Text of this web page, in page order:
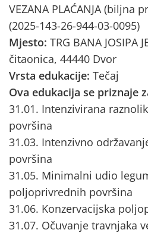
VEZANA PLAĆANJA (biljna
(2025-143-26-944-03-0095)
Mjesto: TRG BANA JOSIPA
čitaonica, 44440 Dvor
Vrsta edukacije: Tečaj
Ova edukacija se priznaje
31.01. Intenzivirana
površina
31.03. Intenzivno
površina
31.05. Minimalni udio
poljoprivrednih površina
31.06. Konzervacijska
31.07. Očuvanje travnjaka